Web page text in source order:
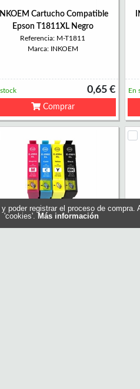
INKOEM Cartucho Compatible
Epson T1811XL Negro
Referencia: M-T1811
Marca: INKOEM
0,65 €
Comprar
En
registrar el proceso de
'cookies'. Más información